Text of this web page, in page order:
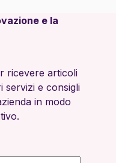
e la
ricevere articoli
servizi e consigli
in modo